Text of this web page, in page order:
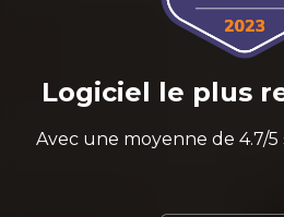
Logiciel le plus
Avec une moyenne de 4.7/5